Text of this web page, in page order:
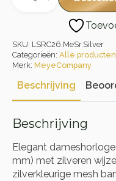
SKU: LSRC26.MeSr.Silver
Categorieën: Alle producten
Merk: MeyeCompany
Beschrijving
Beschrijving
Elegant
mm) met zilveren
zilverkleurige mesh